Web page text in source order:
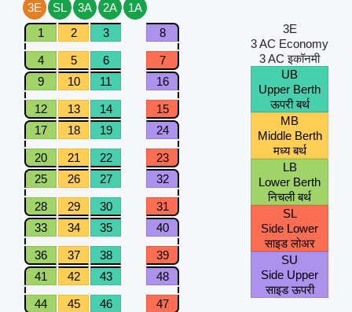
3E SL 3A 2A
1A
1
2 3 8
4 5 6
7
9
10 11 16
12 13 14
15
17
18 19 24
20 21 22
23
25
26 27 32
28 29 30
31
33
34 35 40
36 37 38
39
41
42 43 48
44 45 46
47
3E
3 AC Economy
3 AC इकॉनमी
UB
Upper Berth
ऊपरी बर्थ
MB
Middle Berth
मध्य बर्थ
LB
Lower Berth
निचली बर्थ
SL
Side Lower
साइड लोअर
SU
Side Upper
साइड ऊपरी